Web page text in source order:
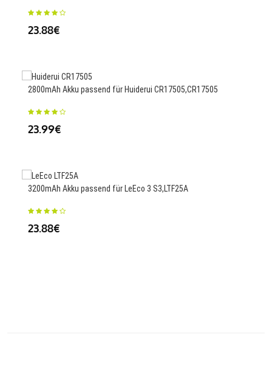
23.88€
2800mAh Akku passend für Huiderui CR17505,CR17505
23.99€
3200mAh Akku passend für LeEco 3 S3,LTF25A
23.88€